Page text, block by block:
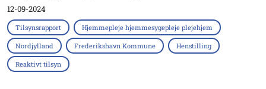
12-09-2024
Tilsynsrapport Hjemmepleje hjemmesygepleje plejehjem
Nordjylland Frederikshavn Kommune Henstilling
Reaktivt tilsyn